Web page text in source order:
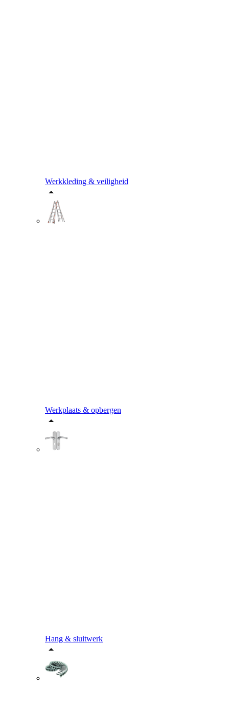
Werkkleding & veiligheid
Werkplaats & opbergen
Hang & sluitwerk